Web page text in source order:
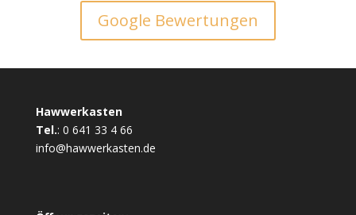
Google Bewertungen
Hawwerkasten
Tel.: 0 641 33 4 66
info@hawwerkasten.de